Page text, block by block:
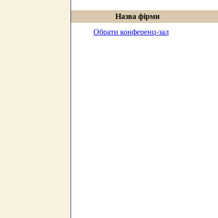
Назва фірми
Обрати конференц-зал